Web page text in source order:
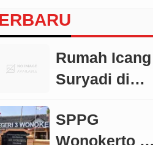
Melanggar Etika
Juga Wajib
Dikoreksi
Rumah Icang
Suryadi di
Dikabarkan
SPPG
Wonokerto 3